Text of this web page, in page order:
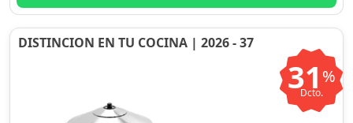
DISTINCION EN TU COCINA | 2026 - 37
31 %
Dcto.